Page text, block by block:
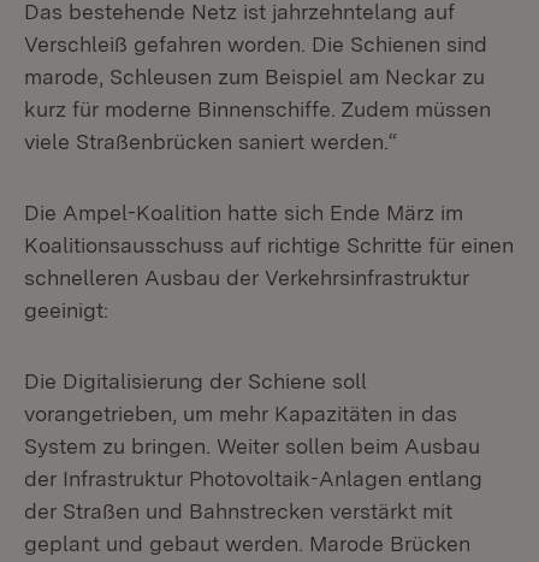
Das bestehende Netz ist jahrzehntelang auf
Verschleiß gefahren worden. Die Schienen sind
marode, Schleusen zum Beispiel am Neckar zu
kurz für moderne Binnenschiffe. Zudem müssen
viele Straßenbrücken saniert werden.“
Die Ampel-Koalition hatte sich Ende März im
Koalitionsausschuss auf richtige Schritte für einen
schnelleren Ausbau der Verkehrsinfrastruktur
geeinigt:
Die Digitalisierung der Schiene soll
vorangetrieben, um mehr Kapazitäten in das
System zu bringen. Weiter sollen beim Ausbau
der Infrastruktur Photovoltaik-Anlagen entlang
der Straßen und Bahnstrecken verstärkt mit
geplant und gebaut werden. Marode Brücken